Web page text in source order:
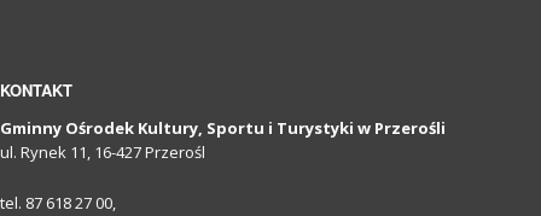
KONTAKT
Gminny Ośrodek Kultury, Sportu i Turystyki w Przerośli
ul. Rynek 11, 16-427 Przerośl
tel. 87 618 27 00,